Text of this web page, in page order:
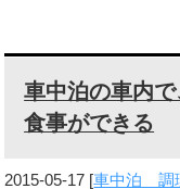
車中泊の車内
食事ができる
2015-05-17 [車中泊 調